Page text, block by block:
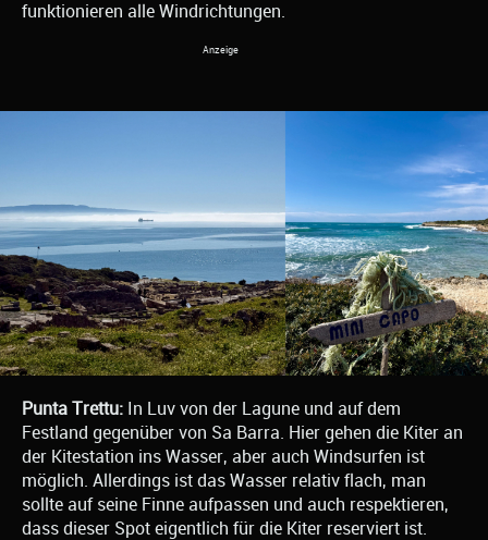
funktionieren alle Windrichtungen.
Punta Trettu: In Luv von der Lagune und auf dem
Festland gegenüber von Sa Barra. Hier gehen die Kiter an
der Kitestation ins Wasser, aber auch Windsurfen ist
möglich. Allerdings ist das Wasser relativ flach, man
sollte auf seine Finne aufpassen und auch respektieren,
dass dieser Spot eigentlich für die Kiter reserviert ist.